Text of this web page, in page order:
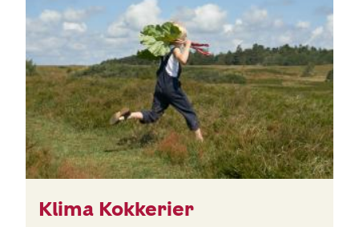
Klima Kokkerier